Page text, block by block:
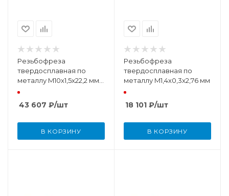
Резьбофреза
твердосплавная по
металлу M10x1,5x22,2 мм
Ta-C
43 607 ₽/шт
В КОРЗИНУ
Резьбофреза
твердосплавная по
металлу M1,4x0,3x2,76 мм
18 101 ₽/шт
В КОРЗИНУ